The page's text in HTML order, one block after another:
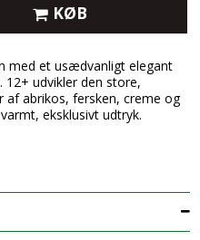
KØB
med et usædvanligt elegant
12+ udvikler den store,
af abrikos, fersken, creme og
eksklusivt udtryk.